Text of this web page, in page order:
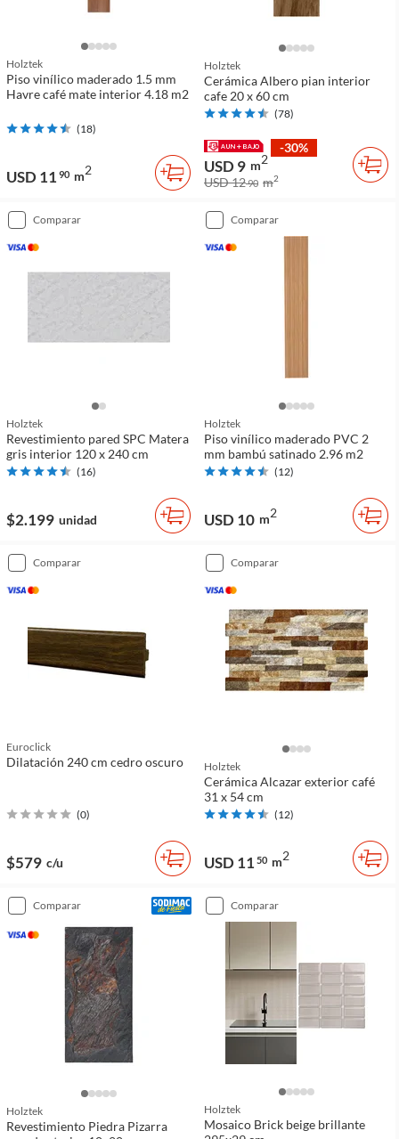
Holztek
Piso vinílico maderado 1.5 mm
Havre café mate interior 4.18 m2
(18)
USD 11 90 m2
Holztek
Cerámica Albero pian interior
cafe 20 x 60 cm
(78)
-30%
USD 9 m2
USD 1290 m2
comparar
Holztek
Revestimiento pared SPC Matera
gris interior 120 x 240 cm
(16)
$2.199 unidad
comparar
Holztek
Piso vinílico maderado PVC 2
mm bambú satinado 2.96 m2
(12)
USD 10 m2
comparar
Euroclick
Dilatación 240 cm cedro oscuro
(0)
$579 c/u
comparar
Holztek
Cerámica Alcazar exterior café
31 x 54 cm
(12)
USD 11 50 m2
comparar
Holztek
Revestimiento Piedra Pizarra
comparar
Holztek
Mosaico Brick beige brillante